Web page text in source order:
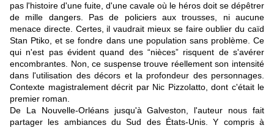
pas l'histoire d'une fuite, d'une cavale où le héros doit se dépêtrer
de mille dangers. Pas de policiers aux trousses, ni aucune
menace directe. Certes, il vaudrait mieux se faire oublier du caïd
Stan Ptiko, et se fondre dans une population sans problème. Ce
qui n'est pas évident quand des “nièces” risquent de s'avérer
encombrantes. Non, ce suspense trouve réellement son intensité
dans l'utilisation des décors et la profondeur des personnages.
Contexte magistralement décrit par Nic Pizzolatto, dont c'était le
premier roman.
De La Nouvelle-Orléans jusqu'à Galveston, l'auteur nous fait
partager les ambiances du Sud des États-Unis. Y compris à